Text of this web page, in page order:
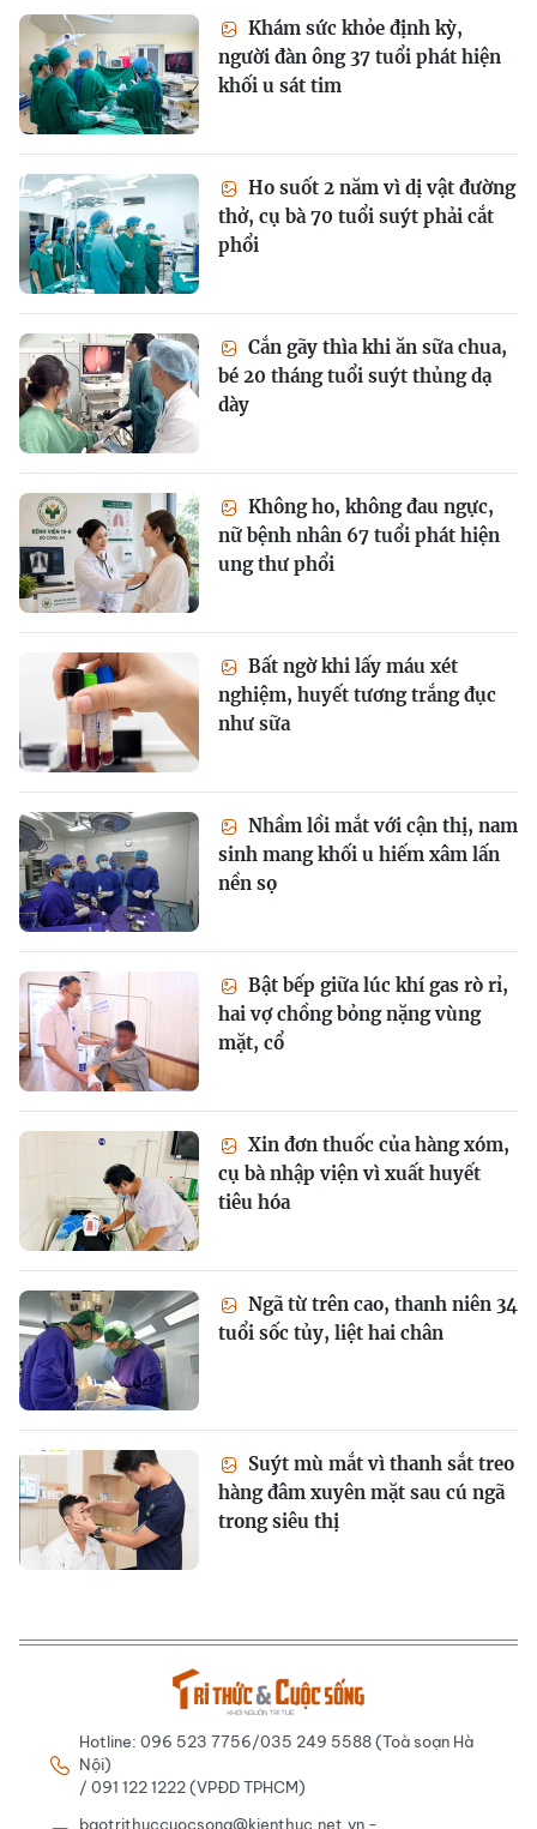
Khám sức khỏe định kỳ,
người đàn ông 37 tuổi phát hiện
khối u sát tim
Ho suốt 2 năm vì dị vật đường
thở, cụ bà 70 tuổi suýt phải cắt
phổi
Cắn gãy thìa khi ăn sữa chua,
bé 20 tháng tuổi suýt thủng dạ
dày
Không ho, không đau ngực,
nữ bệnh nhân 67 tuổi phát hiện
ung thư phổi
Bất ngờ khi lấy máu xét
nghiệm, huyết tương trắng đục
như sữa
Nhầm lồi mắt với cận thị, nam
sinh mang khối u hiếm xâm lấn
nền sọ
Bật bếp giữa lúc khí gas rò rỉ,
hai vợ chồng bỏng nặng vùng
mặt, cổ
Xin đơn thuốc của hàng xóm,
cụ bà nhập viện vì xuất huyết
tiêu hóa
Ngã từ trên cao, thanh niên 34
tuổi sốc tủy, liệt hai chân
Suýt mù mắt vì thanh sắt treo
hàng đâm xuyên mặt sau cú ngã
trong siêu thị
Hotline: 096 523 7756/035 249 5588 (Toà soạn Hà
Nội)
/ 091 122 1222 (VPĐD TPHCM)
baotrithuccuocsong@kienthuc.net.vn -